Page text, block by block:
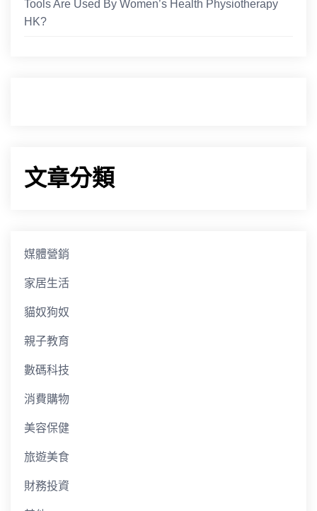
Tools Are Used By Women’s Health Physiotherapy
HK?
文章分類
媒體營銷
家居生活
貓奴狗奴
親子教育
數碼科技
消費購物
美容保健
旅遊美食
財務投資